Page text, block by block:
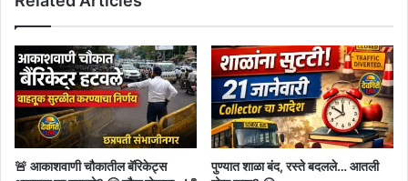
🚨 आकाशवाणी चौकातील बॅरिकेट्स
पुण्यात शाळा बंद, रस्ते बदलले… आतली